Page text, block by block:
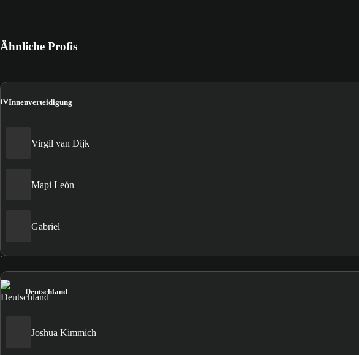
Ähnliche Profis
IVInnenverteidigung
Virgil van Dijk
Mapi León
Gabriel
Deutschland
Joshua Kimmich